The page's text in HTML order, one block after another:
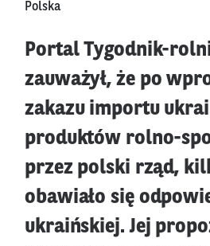
Polska
Portal Tygodnik-
zauważył, że po
zakazu importu
produktów rolno-
przez polski rząd,
obawiało się
ukraińskiej. Jej